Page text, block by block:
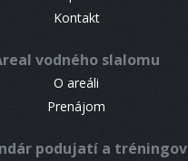
Kontakt
vodného slalomu
O areáli
Prenájom
podujatí a tréningov